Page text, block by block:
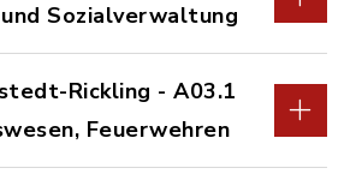
Sozialverwaltung
Rickling - A03.1
Feuerwehren